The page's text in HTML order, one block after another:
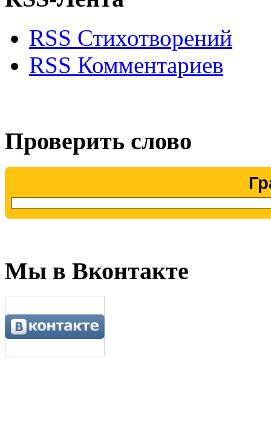
RSS Стихотворений
RSS Комментариев
Проверить слово
Мы в Вконтакте